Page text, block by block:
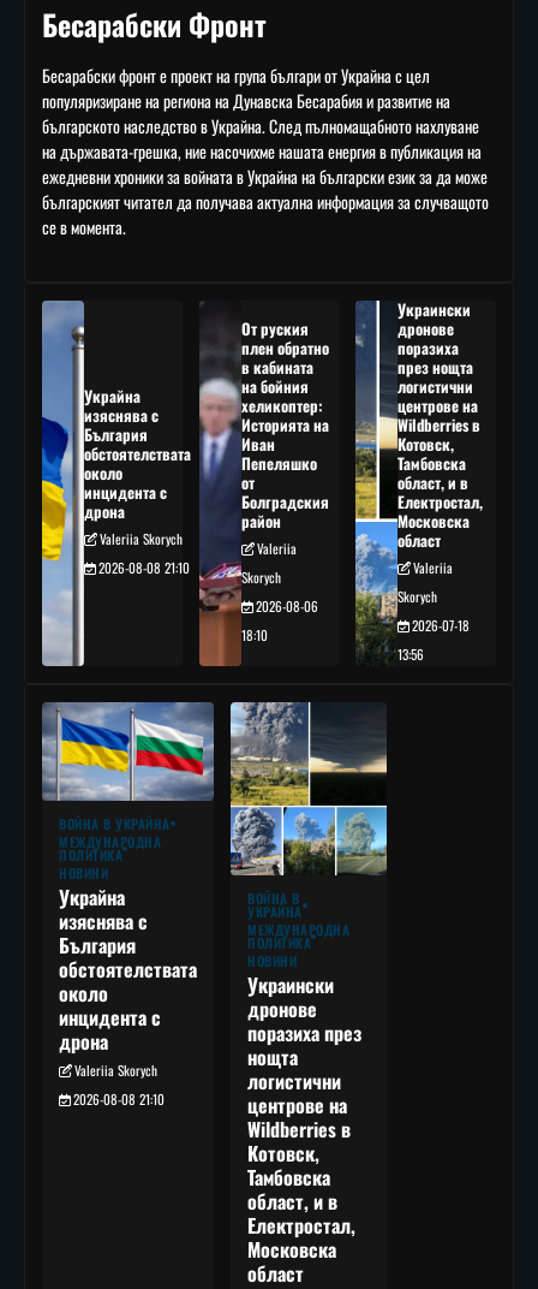
Бесарабски Фронт
Бесарабски фронт е проект на група българи от Украйна с цел
популяризиране на региона на Дунавска Бесарабия и развитие на
българското наследство в Украйна. След пълномащабното нахлуване
на държавата-грешка, ние насочихме нашата енергия в публикация на
ежедневни хроники за войната в Украйна на български език за да може
българският читател да получава актуална информация за случващото
се в момента.
Украйна
изяснява с
България
обстоятелствата
около
инцидента с
дрона
Valeriia Skorych
2026-08-08 21:10
От руския
плен обратно
в кабината
на бойния
хеликоптер:
Историята на
Иван
Пепеляшко
от
Болградския
район
Valeriia
Skorych
2026-08-06
18:10
Украински
дронове
поразиха
през нощта
логистични
центрове на
Wildberries в
Котовск,
Тамбовска
област, и в
Електростал,
Московска
област
Valeriia
Skorych
2026-07-18
13:56
ВОЙНА В УКРАЙНА
МЕЖДУНАРОДНА
ПОЛИТИКА
НОВИНИ
Украйна
изяснява с
България
обстоятелствата
около
инцидента с
дрона
Valeriia Skorych
2026-08-08 21:10
ВОЙНА В
УКРАЙНА
МЕЖДУНАРОДНА
ПОЛИТИКА
НОВИНИ
Украински
дронове
поразиха през
нощта
логистични
центрове на
Wildberries в
Котовск,
Тамбовска
област, и в
Електростал,
Московска
област